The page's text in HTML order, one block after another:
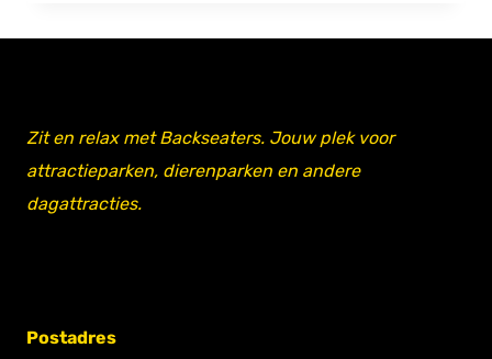
Zit en relax met Backseaters. Jouw plek voor
attractieparken, dierenparken en andere
dagattracties.
Postadres